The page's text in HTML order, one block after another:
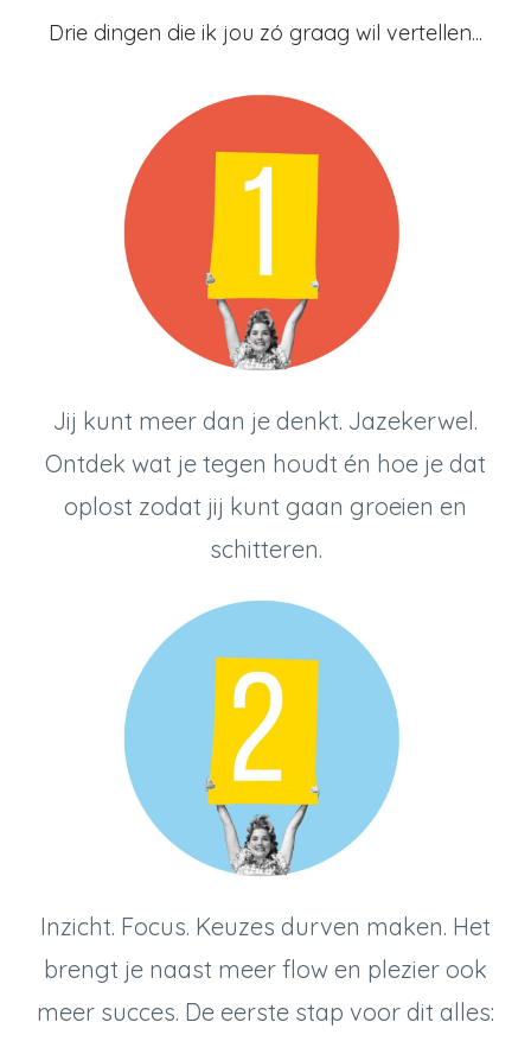
Drie dingen die ik jou zó graag wil vertellen...
Jij kunt meer dan je denkt. Jazekerwel.
Ontdek wat je tegen houdt én hoe je dat
oplost zodat jij kunt gaan groeien en
schitteren.
Inzicht. Focus. Keuzes durven maken. Het
brengt je naast meer flow en plezier ook
meer succes. De eerste stap voor dit alles: